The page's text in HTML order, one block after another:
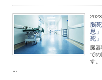
脳
思
死
臓
で
す。
...